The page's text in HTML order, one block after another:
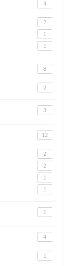
4
2
1
1
8
2
3
12
2
2
1
1
1
4
1